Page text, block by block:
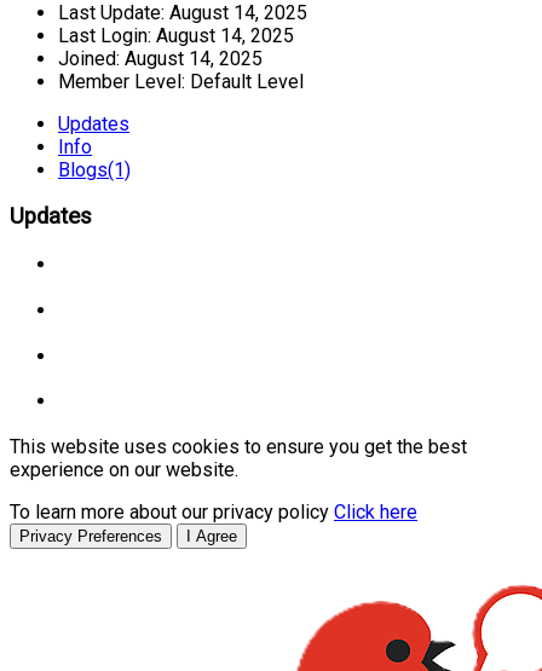
Last Update: August 14, 2025
Last Login: August 14, 2025
Joined: August 14, 2025
Member Level: Default Level
Updates
Info
Blogs(1)
Updates
This website uses cookies to ensure you get the best
experience on our website.
To learn more about our privacy policy Click here
Privacy Preferences I Agree